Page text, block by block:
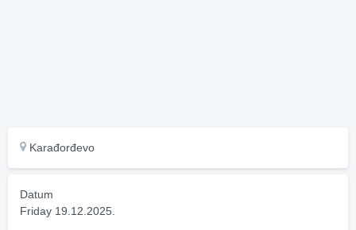
Karađorđevo
Datum
Friday 19.12.2025.